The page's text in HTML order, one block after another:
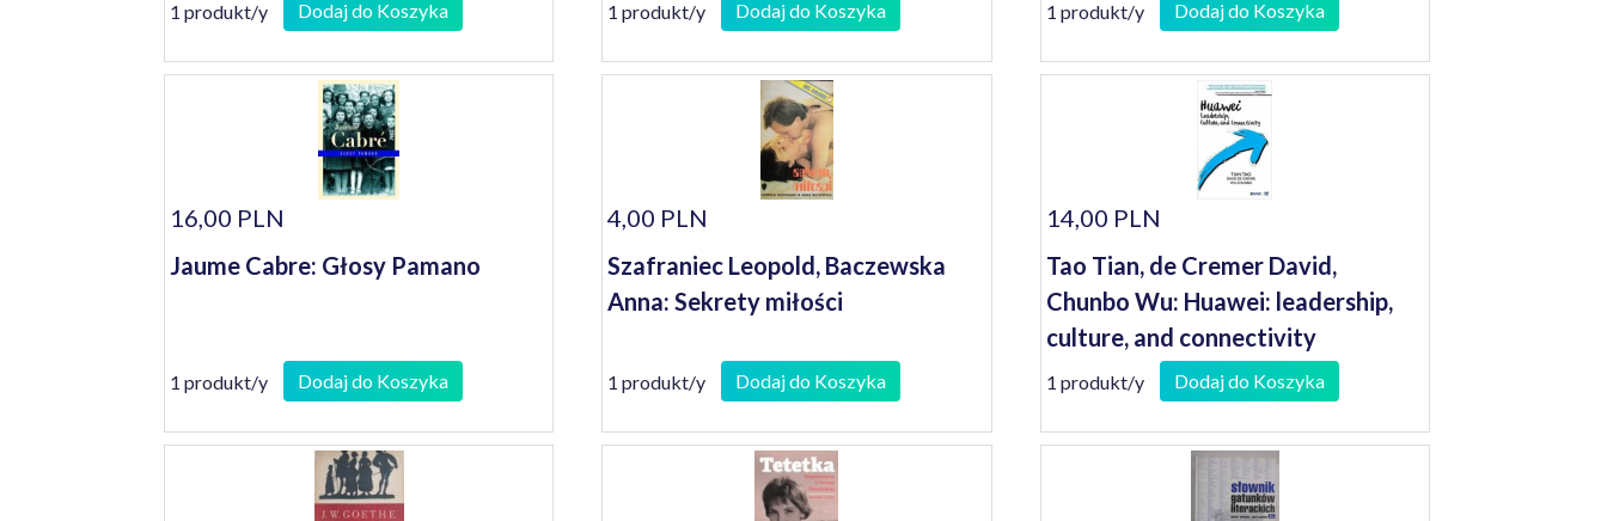
1 produkt/y Dodaj do Koszyka 1 produkt/y Dodaj do Koszyka 1 produkt/y Dodaj do Koszyka
16,00 PLN
Jaume Cabre: Głosy Pamano
1 produkt/y Dodaj do Koszyka
4,00 PLN
Szafraniec Leopold, Baczewska
Anna: Sekrety miłości
1 produkt/y Dodaj do Koszyka
14,00 PLN
Tao Tian, de Cremer David,
Chunbo Wu: Huawei: leadership,
culture, and connectivity
1 produkt/y Dodaj do Koszyka